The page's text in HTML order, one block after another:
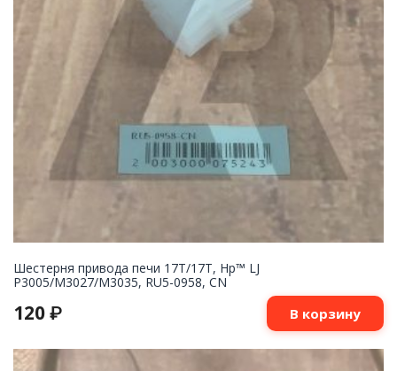
Шестерня привода печи 17T/17T, Hp™ LJ
P3005/M3027/M3035, RU5-0958, CN
120 ₽ В корзину